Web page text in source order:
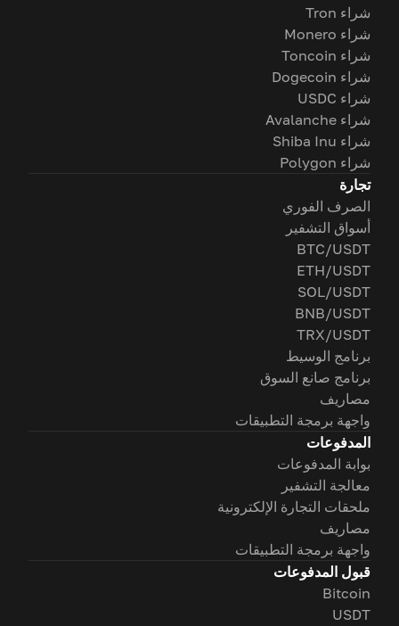
شراء Tron
شراء Monero
شراء Toncoin
شراء Dogecoin
شراء USDC
شراء Avalanche
شراء Shiba Inu
شراء Polygon
تجارة
الصرف الفوري
أسواق التشفير
BTC/USDT
ETH/USDT
SOL/USDT
BNB/USDT
TRX/USDT
برنامج الوسيط
برنامج صانع السوق
مصاريف
واجهة برمجة التطبيقات
المدفوعات
بوابة المدفوعات
معالجة التشفير
ملحقات التجارة الإلكترونية
مصاريف
واجهة برمجة التطبيقات
قبول المدفوعات
Bitcoin
USDT